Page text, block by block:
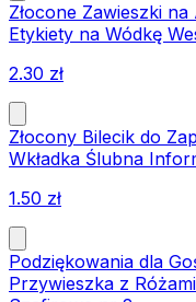
Złocone Zawieszki
Etykiety na Wódkę
2.30 zł
Złocony Bilecik do
Wkładka Ślubna
1.50 zł
Podziękowania dla
Przywieszka z